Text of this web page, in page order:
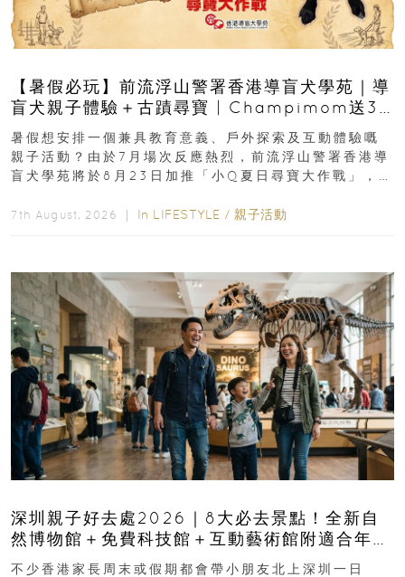
【暑假必玩】前流浮山警署香港導盲犬學苑｜導
盲犬親子體驗＋古蹟尋寶 | Champimom送3
組免費名額
暑假想安排一個兼具教育意義、戶外探索及互動體驗嘅
親子活動？由於7月場次反應熱烈，前流浮山警署香港導
盲犬學苑將於8月23日加推「小Q夏日尋寶大作戰」，家
7th August, 2026 ｜ In LIFESTYLE / 親子活動
深圳親子好去處2026｜8大必去景點！全新自
然博物館＋免費科技館＋互動藝術館附適合年
齡、交通、門票、開放時間
不少香港家長周末或假期都會帶小朋友北上深圳一日